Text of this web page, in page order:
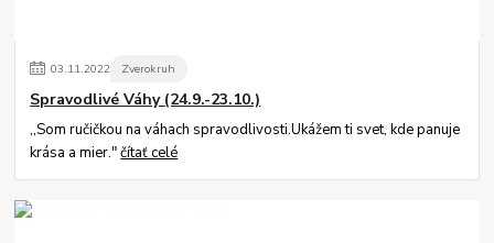
03.11.2022 Zverokruh
Spravodlivé Váhy (24.9.-23.10.)
,,Som ručičkou na váhach spravodlivosti.Ukážem ti svet, kde panuje
krása a mier."čítať celé